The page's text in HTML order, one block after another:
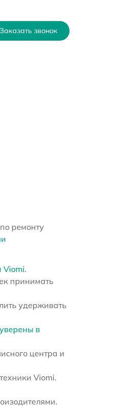
Заказать звонок
ремонту
Viomi.
принимать
удерживать
в
центра и
Viomi.